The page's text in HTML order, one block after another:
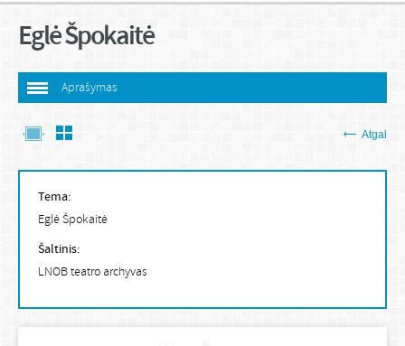
Eglė Špokaitė
Aprašymas
Atgal
Tema:
Eglė Špokaitė
Šaltinis:
LNOB teatro archyvas